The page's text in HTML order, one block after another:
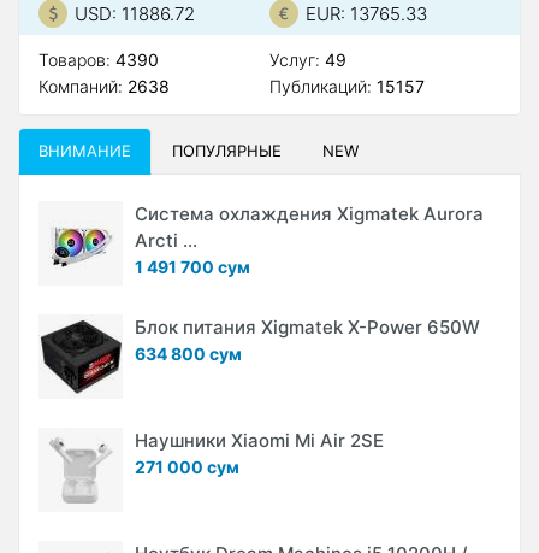
USD: 11886.72 EUR: 13765.33
Товаров: 4390
Компаний: 2638
Услуг: 49
Публикаций: 15157
ВНИМАНИЕ ПОПУЛЯРНЫЕ NEW
Система охлаждения Xigmatek Aurora
Arcti ...
1 491 700 сум
Блок питания Xigmatek X-Power 650W
634 800 сум
Наушники Xiaomi Mi Air 2SE
271 000 сум